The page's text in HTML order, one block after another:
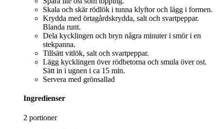
Skala och skär rödlök i tunna klyftor och lägg i formen.
Krydda med örtagårdskrydda, salt och svartpeppar.
Blanda runt.
Dela kycklingen och bryn några minuter i smör i en
stekpanna.
Tillsätt vitlök, salt och svartpeppar.
Lägg kycklingen över rödbetorna och smula över ost.
Sätt in i ugnen i ca 15 min.
Servera med grönsallad
Ingredienser
2 portioner